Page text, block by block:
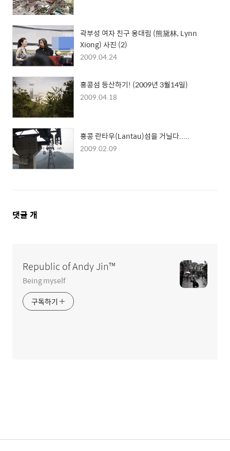
곽부성 여자 친구 웅대림 (熊黛林, Lynn
Xiong) 사진 (2)
2009.04.24
홍콩섬 등산하기! (2009년 3월14일)
2009.04.18
홍콩 란타우(Lantau)섬을 거닐다.....
2009.02.09
댓
댓글 개
Republic of Andy Jin™
Being myself
구독하기